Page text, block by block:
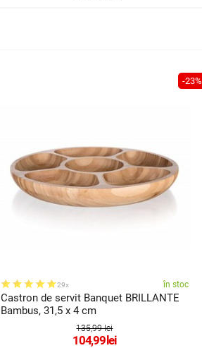
-23%
29x în stoc
Castron de servit Banquet BRILLANTE
Bambus, 31,5 x 4 cm
135,99 lei
104,99lei